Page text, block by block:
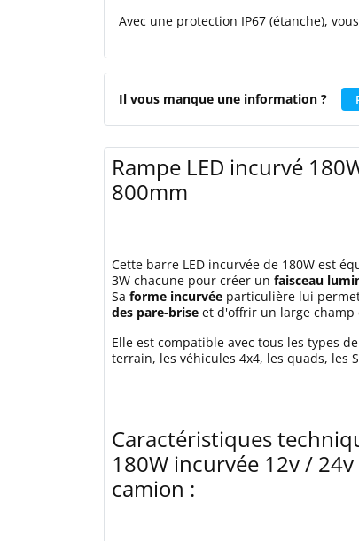
Avec une protection IP67 (étanche),
Il vous manque une information ?
Rampe LED incurvé
800mm
Cette barre LED incurvée de 180W est
3W chacune pour créer un faisceau
Sa forme incurvée particulière lui
des pare-brise et d'offrir un large champ
Elle est compatible avec tous les types
terrain, les véhicules 4x4, les quads, les
Caractéristiques
180W incurvée 12v /
camion :